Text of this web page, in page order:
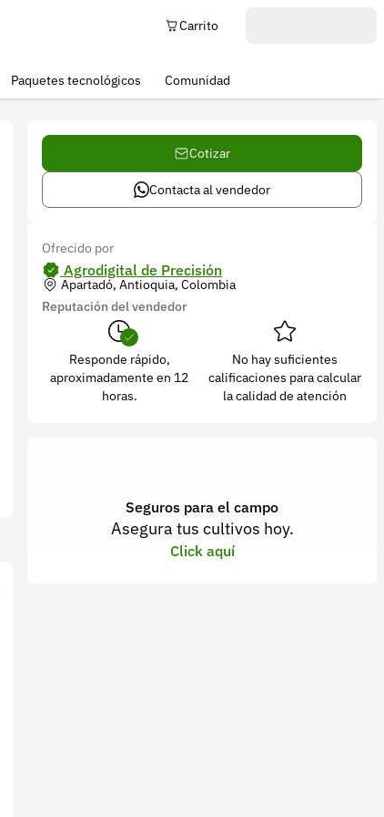
Carrito
Paquetes tecnológicos Comunidad
Cotizar
Contacta al vendedor
Ofrecido por
Agrodigital de Precisión
Apartadó, Antioquia, Colombia
Reputación del vendedor
Responde rápido,
aproximadamente en 12
horas.
No hay suficientes
calificaciones para calcular
la calidad de atención
Seguros para el campo
Asegura tus cultivos hoy.
Click aquí